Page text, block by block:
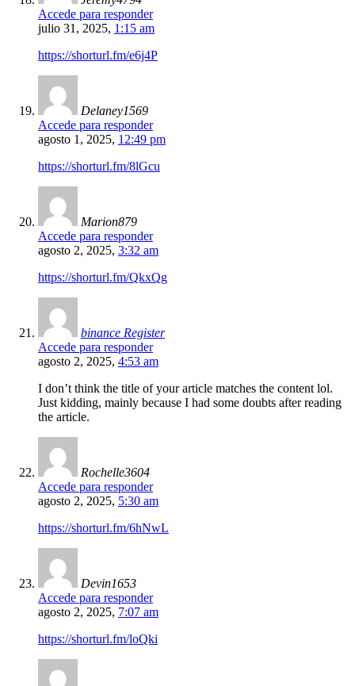
Accede para responder
julio 31, 2025, 1:15 am
https://shorturl.fm/e6j4P
Delaney1569
Accede para responder
agosto 1, 2025, 12:49 pm
https://shorturl.fm/8lGcu
Marion879
Accede para responder
agosto 2, 2025, 3:32 am
https://shorturl.fm/QkxQg
binance Register
Accede para responder
agosto 2, 2025, 4:53 am
I don’t think the title of your article matches the content lol.
Just kidding, mainly because I had some doubts after reading
the article.
Rochelle3604
Accede para responder
agosto 2, 2025, 5:30 am
https://shorturl.fm/6hNwL
Devin1653
Accede para responder
agosto 2, 2025, 7:07 am
https://shorturl.fm/loQki